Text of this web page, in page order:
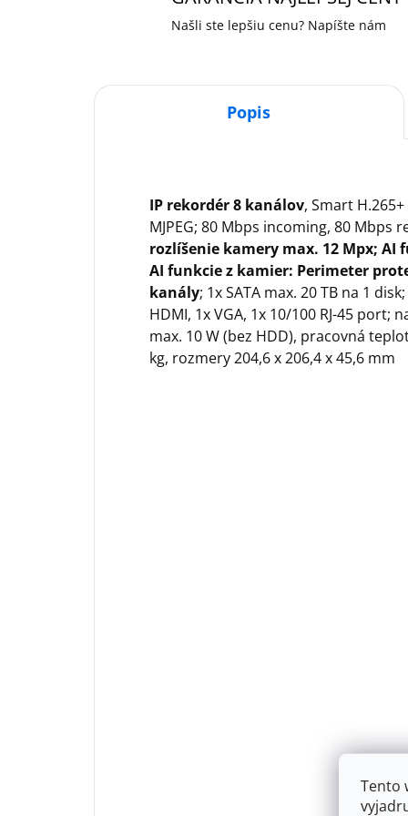
Tento
Našli ste lepšiu cenu? Napíšte nám
Popis
IP rekordér 8 kanálov, Smart
MJPEG; 80 Mbps incoming, 80 Mbps
rozlíšenie kamery max. 12 Mpx; AI
AI funkcie z kamier: Perimeter
kanály; 1x SATA max. 20 TB na 1
HDMI, 1x VGA, 1x 10/100 RJ-45 port;
max. 10 W (bez HDD), pracovná
kg, rozmery 204,6 x 206,4 x 45,6 mm